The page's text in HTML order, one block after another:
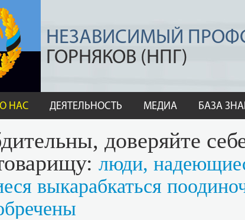
НЕЗАВИСИМЫЙ
ГОРНЯКОВ (НПГ)
О НАС ДЕЯТЕЛЬНОСТЬ МЕДИА БАЗА
доверяйте
люди,
выкарабкаться